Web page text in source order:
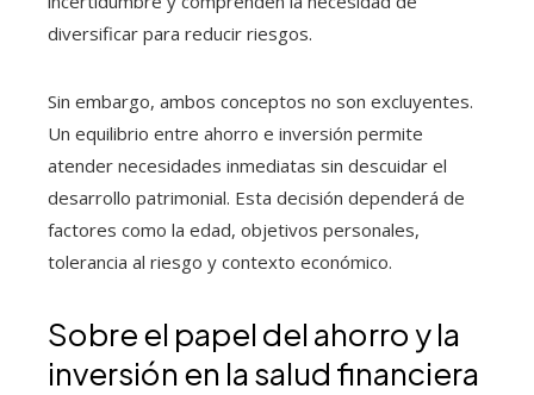
diversificar para reducir riesgos.
Sin embargo, ambos conceptos no son excluyentes.
Un equilibrio entre ahorro e inversión permite
atender necesidades inmediatas sin descuidar el
desarrollo patrimonial. Esta decisión dependerá de
factores como la edad, objetivos personales,
tolerancia al riesgo y contexto económico.
Sobre el papel del ahorro y la
inversión en la salud financiera